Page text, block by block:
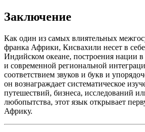
Заключение
Как один из самых влиятельных
франка Африки, Кисвахили несет в
Индийском океане, построения нации в
и современной региональной
соответствием звуков и букв и
он вознаграждает систематическое
путешествий, бизнеса, исследований
любопытства, этот язык открывает
Африку.